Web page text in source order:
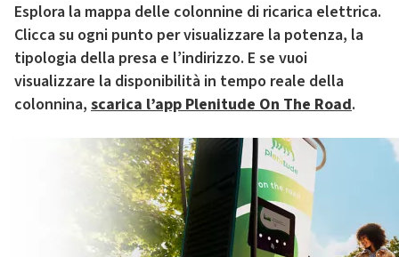
Esplora la mappa delle colonnine di ricarica elettrica.
Clicca su ogni punto per visualizzare la potenza, la
tipologia della presa e l’indirizzo. E se vuoi
visualizzare la disponibilità in tempo reale della
colonnina, scarica l’app Plenitude On The Road.